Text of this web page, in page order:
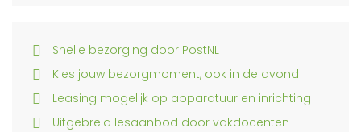
Snelle bezorging door PostNL
Kies jouw bezorgmoment, ook in de avond
Leasing mogelijk op apparatuur en inrichting
Uitgebreid lesaanbod door vakdocenten